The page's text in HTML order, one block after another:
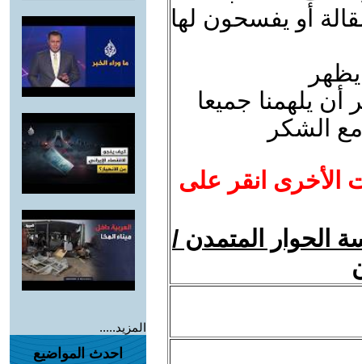
أو يفسحون لها
أن يلهمنا جميعا
الشكر
الأخرى انقر على
الحوار المتمدن /
المزيد.....
احدث المواضيع